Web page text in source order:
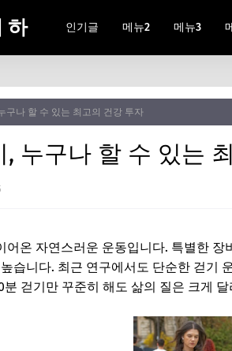
하
인기글 메뉴2 메뉴3
구나 할 수 있는 최고의 건강 투자
, 누구나 할 수 있는
어온 자연스러운 운동입니다. 특별한 장
습니다. 최근 연구에서도 단순한 걷기
걷기만 꾸준히 해도 삶의 질은 크게